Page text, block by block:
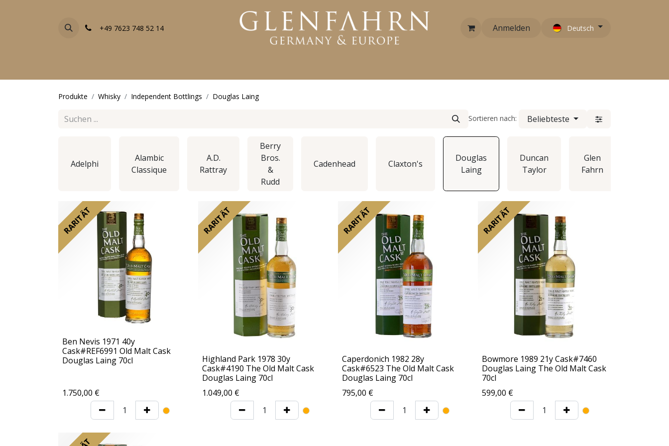
+49 7623 748 52 14 Anmelden Deutsch
Produkte Whisky Independent Bottlings Douglas Laing
Sortieren nach: Beliebteste
Adelphi
Alambic
Classique
A.D.
Rattray
Berry
Bros.
&
Rudd
Cadenhead Claxton's
Douglas
Laing
Duncan
Taylor
Glen
Fahrn
RARITÄT
Ben Nevis 1971 40y
Cask#REF6991 Old Malt Cask
Douglas Laing 70cl
1.750,00 €
RARITÄT
Highland Park 1978 30y
Cask#4190 The Old Malt Cask
Douglas Laing 70cl
1.049,00 €
RARITÄT
Caperdonich 1982 28y
Cask#6523 The Old Malt Cask
Douglas Laing 70cl
795,00 €
RARITÄT
Bowmore 1989 21y Cask#7460
Douglas Laing The Old Malt Cask
70cl
599,00 €